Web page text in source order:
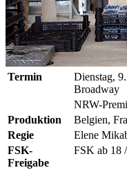
Termin Dienstag,
Broadway
NRW-
Produktion
Belgien,
Regie
Elene
FSK-
Freigabe
FSK ab 18